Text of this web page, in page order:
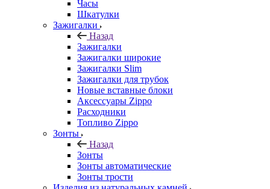
Часы
Шкатулки
Зажигалки
Назад
Зажигалки
Зажигалки широкие
Зажигалки Slim
Зажигалки для трубок
Новые вставные блоки
Аксессуары Zippo
Расходники
Топливо Zippo
Зонты
Назад
Зонты
Зонты автоматические
Зонты трости